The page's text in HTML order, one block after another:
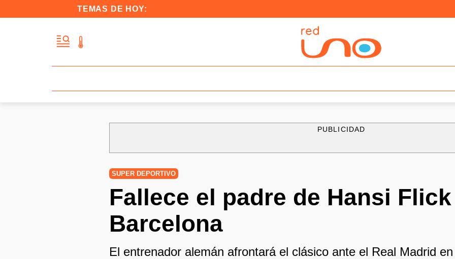
TEMAS DE HOY:
PUBLICIDAD
SUPER DEPORTIVO
Fallece el padre de Hansi
Barcelona
El entrenador alemán afrontará el clásico ante el Real Madrid